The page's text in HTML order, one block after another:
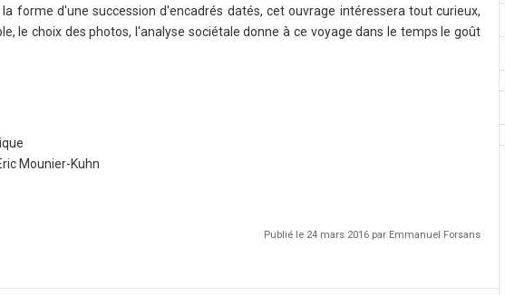
forme d'une succession d'encadrés datés, cet ouvrage intéressera tout curieux,
le choix des photos, l'analyse sociétale donne à ce voyage dans le temps le goût
Mounier-Kuhn
Publié le 24 mars 2016 par Emmanuel Forsans